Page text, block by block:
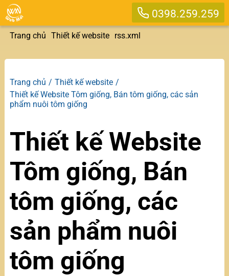
0398.259.259
Trang chủ Thiết kế website rss.xml
Trang chủ
Thiết kế website
Thiết kế Website Tôm giống, Bán tôm giống, các sản
phẩm nuôi tôm giống
Thiết kế Website
Tôm giống, Bán
tôm giống, các
sản phẩm nuôi
tôm giống